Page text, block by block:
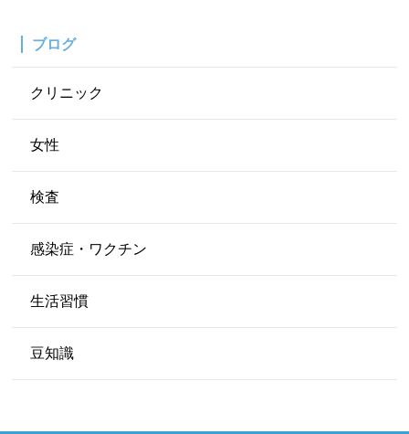
ブログ
クリニック
女性
検査
感染症・ワクチン
生活習慣
豆知識